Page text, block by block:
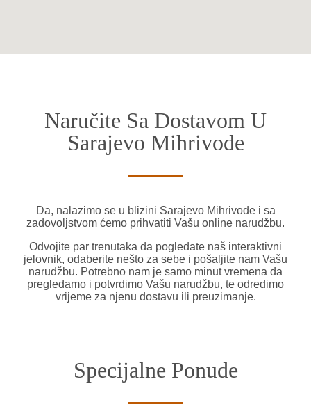
Naručite Sa Dostavom U
Sarajevo Mihrivode
Da, nalazimo se u blizini Sarajevo Mihrivode i sa
zadovoljstvom ćemo prihvatiti Vašu online narudžbu.
Odvojite par trenutaka da pogledate naš interaktivni
jelovnik, odaberite nešto za sebe i pošaljite nam Vašu
narudžbu. Potrebno nam je samo minut vremena da
pregledamo i potvrdimo Vašu narudžbu, te odredimo
vrijeme za njenu dostavu ili preuzimanje.
Specijalne Ponude